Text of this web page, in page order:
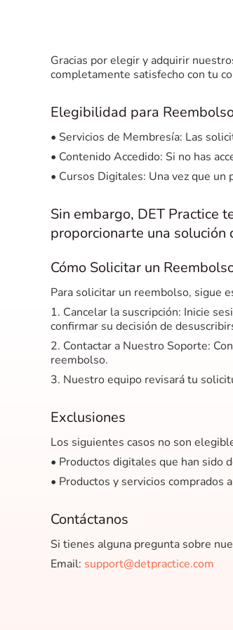
Gracias por elegir y adquirir
completamente satisfecho con tu
Elegibilidad para
• Servicios de Membresía: Las
• Contenido Accedido: Si no has
• Cursos Digitales: Una vez que
Sin embargo, DET Practice
proporcionarte una solución
Cómo Solicitar un
Para solicitar un reembolso, sigue
1. Cancelar la suscripción: Inicie
confirmar su decisión de
2. Contactar a Nuestro Soporte:
reembolso.
3. Nuestro equipo revisará tu
Exclusiones
Los siguientes casos no son
• Productos digitales que han sido
• Productos y servicios comprados
Contáctanos
Si tienes alguna pregunta sobre
Email: support@detpractice.com